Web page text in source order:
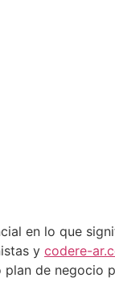
en lo que
y codere-
de negocio